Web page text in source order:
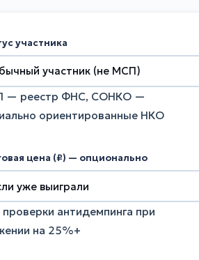
участника
— реестр ФНС, СОНКО —
ориентированные НКО
цена (₽) — опционально
антидемпинга при
на 25%+